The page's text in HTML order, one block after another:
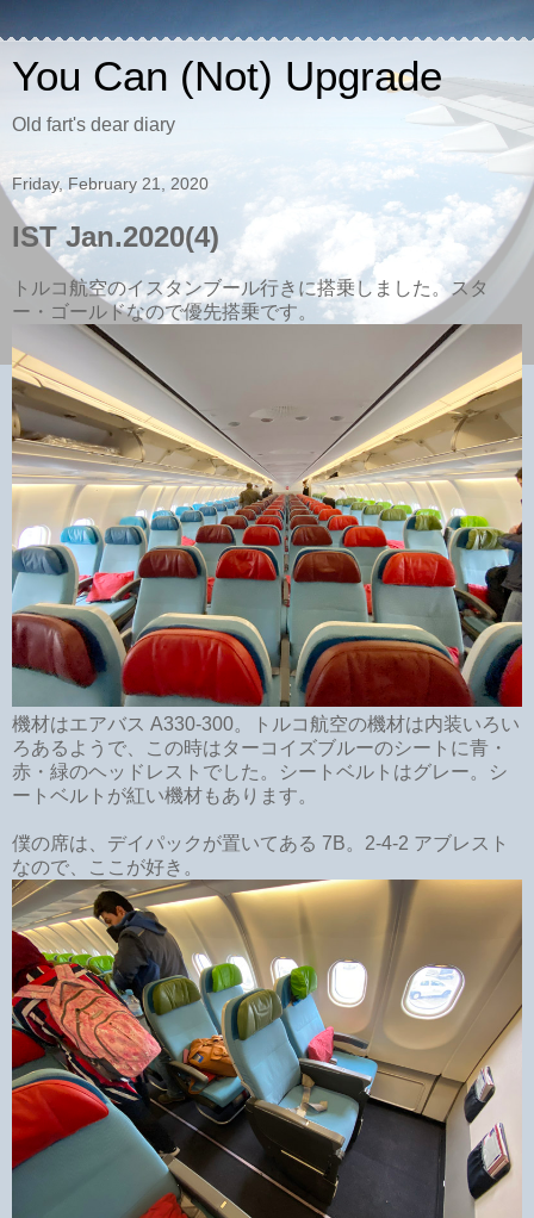
You Can (Not) Upgrade
Old fart's dear diary
Friday, February 21, 2020
IST Jan.2020(4)
トルコ航空のイスタンブール行きに搭乗しました。スタ
ー・ゴールドなので優先搭乗です。
機材はエアバス A330-300。トルコ航空の機材は内装いろい
ろあるようで、この時はターコイズブルーのシートに青・
赤・緑のヘッドレストでした。シートベルトはグレー。シ
ートベルトが紅い機材もあります。
僕の席は、デイパックが置いてある 7B。2-4-2 アブレスト
なので、ここが好き。